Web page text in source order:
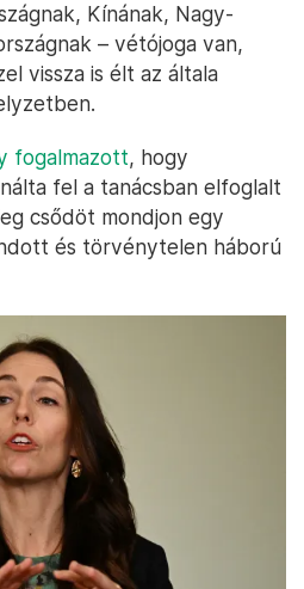
Kínának, Nagy-
– vétójoga van,
vissza is élt az általa
fogalmazott, hogy
fel a tanácsban elfoglalt
csődöt mondjon egy
és törvénytelen háború